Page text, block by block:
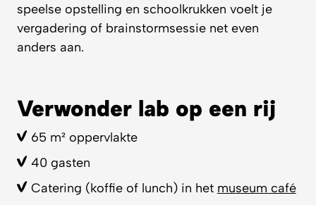
speelse opstelling en schoolkrukken voelt je
vergadering of brainstormsessie net even
anders aan.
Verwonder lab op een rij
65 m² oppervlakte
40 gasten
Catering (koffie of lunch) in het museum café